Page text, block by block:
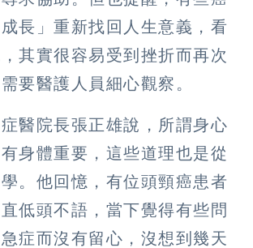
長」重新找回人生意義，看
其實很容易受到挫折而再次
要醫護人員細心觀察。
醫院長張正雄說，所謂身心
身體重要，這些道理也是從
。他回憶，有位頭頸癌患者
低頭不語，當下覺得有些問
症而沒有留心，沒想到幾天